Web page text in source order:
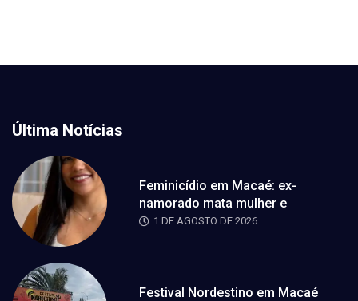
Última Notícias
Feminicídio em Macaé: ex-
namorado mata mulher e
1 DE AGOSTO DE 2026
Festival Nordestino em Macaé